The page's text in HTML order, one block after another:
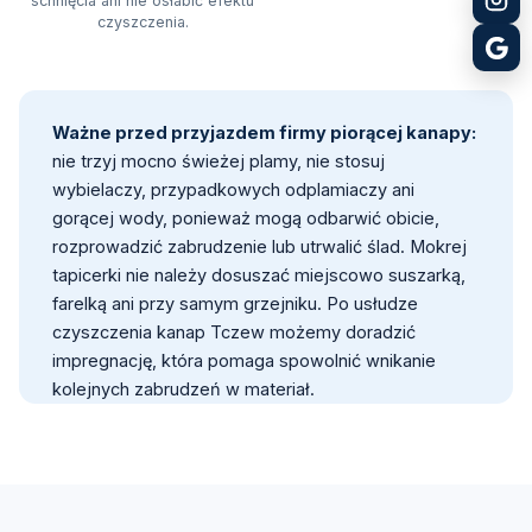
czyszczenia.
Ważne przed przyjazdem firmy piorącej kanapy:
nie trzyj mocno świeżej plamy, nie stosuj
wybielaczy, przypadkowych odplamiaczy ani
gorącej wody, ponieważ mogą odbarwić obicie,
rozprowadzić zabrudzenie lub utrwalić ślad. Mokrej
tapicerki nie należy dosuszać miejscowo suszarką,
farelką ani przy samym grzejniku. Po usłudze
czyszczenia kanap Tczew możemy doradzić
impregnację, która pomaga spowolnić wnikanie
kolejnych zabrudzeń w materiał.